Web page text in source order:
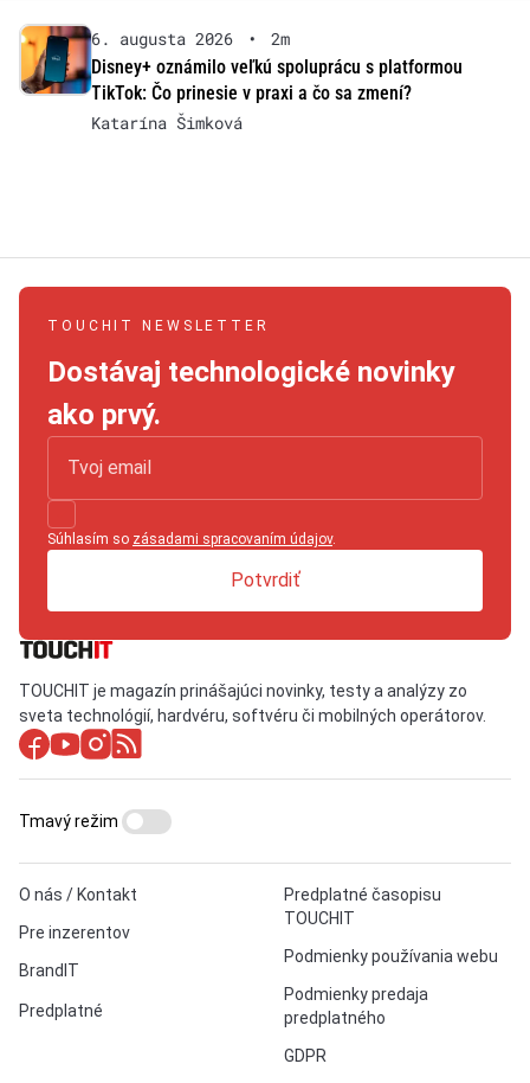
6. augusta 2026 •
2m
Disney+ oznámilo veľkú spoluprácu s platformou
TikTok: Čo prinesie v praxi a čo sa zmení?
Katarína Šimková
TOUCHIT NEWSLETTER
Dostávaj technologické novinky
ako prvý.
Súhlasím so zásadami spracovaním údajov.
Potvrdiť
TOUCHIT je magazín prinášajúci novinky, testy a analýzy zo
sveta technológií, hardvéru, softvéru či mobilných operátorov.
O nás / Kontakt
Pre inzerentov
BrandIT
Predplatné
Predplatné časopisu
TOUCHIT
Podmienky používania webu
Podmienky predaja
predplatného
GDPR
Tmavý režim